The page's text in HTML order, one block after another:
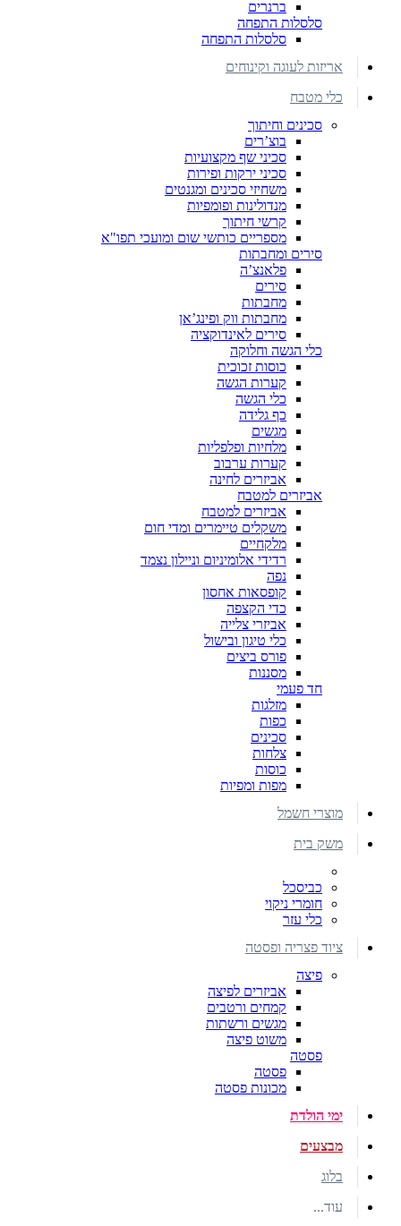
ברנרים
סלסלות התפחה
סלסלות התפחה
אריזות לעוגה וקינוחים
כלי מטבח
סכינים וחיתוך
בוצ’רים
סכיני שף מקצועיות
סכיני ירקות ופירות
משחיזי סכינים ומגנטים
מנדולינות ופומפיות
קרשי חיתוך
מספריים כותשי שום ומועכי תפו"א
סירים ומחבתות
פלאנצ’ה
סירים
מחבתות
מחבתות ווק ופינג’אן
סירים לאינדוקציה
כלי הגשה וחלוקה
כוסות זכוכית
קערות הגשה
כלי הגשה
כף גלידה
מגשים
מלחיות ופלפליות
קערות ערבוב
אביזרים לחינה
אביזרים למטבח
אביזרים למטבח
משקלים טיימרים ומדי חום
מלקחיים
רדידי אלומיניום וניילון נצמד
נפה
קופסאות אחסון
כדי הקצפה
אביזרי צלייה
כלי טיגון ובישול
פורס ביצים
מסננות
חד פעמי
מזלגות
כפות
סכינים
צלחות
כוסות
מפות ומפיות
מוצרי חשמל
משק בית
כביסכל
חומרי ניקוי
כלי עזר
ציוד פצריה ופסטה
פיצה
אביזרים לפיצה
קמחים ורטבים
מגשים ורשתות
משוט פיצה
פסטה
פסטה
מכונות פסטה
ימי הולדת
מבצעים
בלוג
עוד...